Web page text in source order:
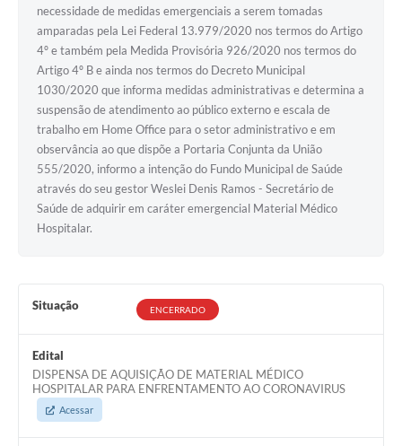
necessidade de medidas emergenciais a serem tomadas
amparadas pela Lei Federal 13.979/2020 nos termos do Artigo
4º e também pela Medida Provisória 926/2020 nos termos do
Artigo 4º B e ainda nos termos do Decreto Municipal
1030/2020 que informa medidas administrativas e determina a
suspensão de atendimento ao público externo e escala de
trabalho em Home Office para o setor administrativo e em
observância ao que dispõe a Portaria Conjunta da União
555/2020, informo a intenção do Fundo Municipal de Saúde
através do seu gestor Weslei Denis Ramos - Secretário de
Saúde de adquirir em caráter emergencial Material Médico
Hospitalar.
Situação ENCERRADO
Edital
DISPENSA DE AQUISIÇÃO DE MATERIAL MÉDICO
HOSPITALAR PARA ENFRENTAMENTO AO CORONAVIRUS
Acessar